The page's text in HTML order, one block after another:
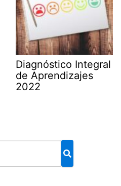
Diagnóstico Integral
de Aprendizajes
2022